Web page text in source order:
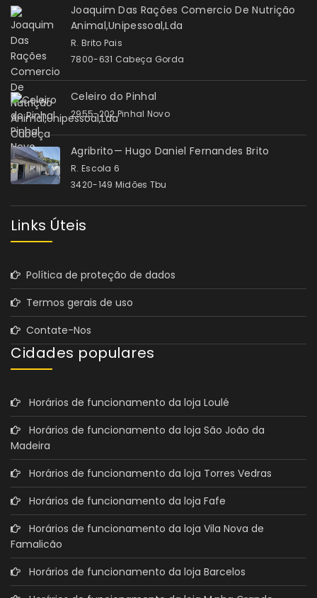
Joaquim Das Rações Comercio De Nutrição
Animal,Unipessoal,Lda
R. Brito Pais
7800-631 Cabeça Gorda
Celeiro do Pinhal
2955-202 Pinhal Novo
Agribrito— Hugo Daniel Fernandes Brito
R. Escola 6
3420-149 Midões Tbu
Links Úteis
Política de proteção de dados
Termos gerais de uso
Contate-Nos
Cidades populares
Horários de funcionamento da loja Loulé
Horários de funcionamento da loja São João da
Madeira
Horários de funcionamento da loja Torres Vedras
Horários de funcionamento da loja Fafe
Horários de funcionamento da loja Vila Nova de
Famalicão
Horários de funcionamento da loja Barcelos